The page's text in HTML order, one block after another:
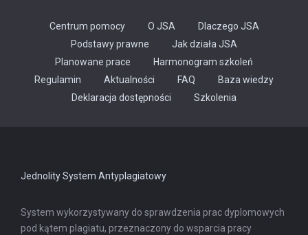
Centrum pomocy O JSA
Dlaczego JSA
Podstawy prawne
Jak działa JSA
Planowane prace
Harmonogram szkoleń
Regulamin
Aktualności FAQ
Baza wiedzy
Deklaracja dostępności
Szkolenia
Jednolity System Antyplagiatowy
System wykorzystywany do sprawdzenia prac dyplomowych
pod kątem plagiatu, przeznaczony do wsparcia pracy